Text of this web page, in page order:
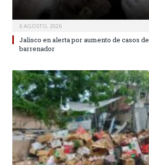
6 AGOSTO, 2026
Jalisco en alerta por aumento de casos
barrenador